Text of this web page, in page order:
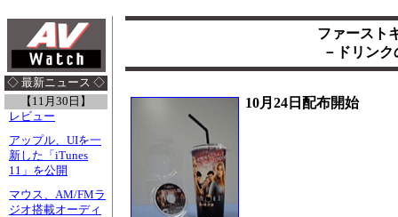
◇ 最新ニュース ◇
【11月30日】
レビュー
アップル、UIを一
新した「iTunes
11」を公開
マウス、AM/FMラ
ジオ搭載オーディ
ファースト
－ドリン
10月24日配布開始